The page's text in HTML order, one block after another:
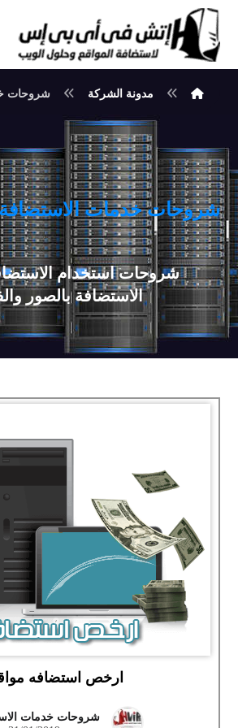
مدونة الشركة شروحات
شروحات خدمات
شروحات استخدام
الاستضافة بالصور
ارخص استضافه
شروحات خدمات